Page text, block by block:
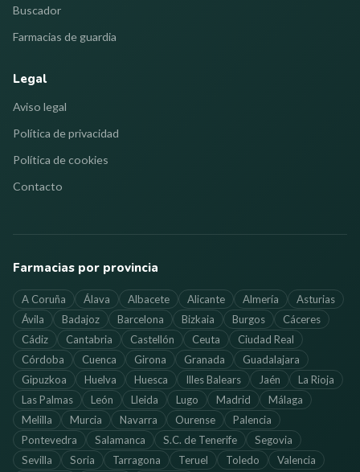
Buscador
Farmacias de guardia
Legal
Aviso legal
Política de privacidad
Política de cookies
Contacto
Farmacias por provincia
A Coruña Álava Albacete Alicante Almería
Asturias
Ávila
Badajoz Barcelona Bizkaia Burgos
Cáceres
Cádiz
Cantabria Castellón Ceuta
Ciudad Real
Córdoba
Cuenca Girona Granada
Guadalajara
Gipuzkoa
Huelva Huesca Illes Balears Jaén
La Rioja
Las Palmas
León Lleida Lugo Madrid
Málaga
Melilla
Murcia Navarra Ourense
Palencia
Pontevedra
Salamanca S.C. de Tenerife
Segovia
Sevilla
Soria Tarragona Teruel Toledo Valencia